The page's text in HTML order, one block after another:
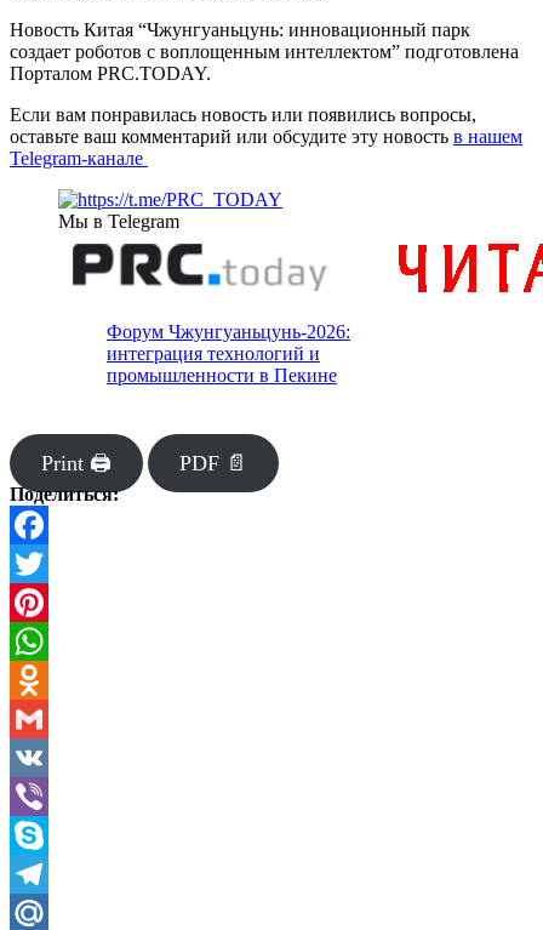
Новость Китая “Чжунгуаньцунь: инновационный парк
создает роботов с воплощенным интеллектом” подготовлена
Порталом PRC.TODAY.
Если вам понравилась новость или появились вопросы,
оставьте ваш комментарий или обсудите эту новость в нашем
Telegram-канале
Мы в Telegram
Форум Чжунгуаньцунь-2026:
интеграция технологий и
промышленности в Пекине
Print 🖨 PDF 📄
Поделиться:
Facebook
Twitter
Pinterest
WhatsApp
Odnoklassniki
Gmail
VK
Viber
Skype
Telegram